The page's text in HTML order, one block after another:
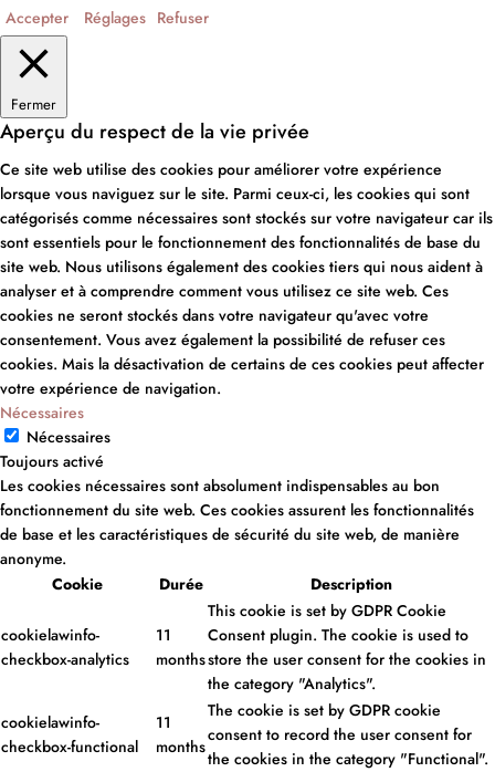
Accepter
Réglages Refuser
Fermer
Aperçu du respect de la vie privée
Ce site web utilise des cookies pour améliorer votre expérience
lorsque vous naviguez sur le site. Parmi ceux-ci, les cookies qui sont
catégorisés comme nécessaires sont stockés sur votre navigateur car ils
sont essentiels pour le fonctionnement des fonctionnalités de base du
site web. Nous utilisons également des cookies tiers qui nous aident à
analyser et à comprendre comment vous utilisez ce site web. Ces
cookies ne seront stockés dans votre navigateur qu'avec votre
consentement. Vous avez également la possibilité de refuser ces
cookies. Mais la désactivation de certains de ces cookies peut affecter
votre expérience de navigation.
Nécessaires
Nécessaires
Toujours activé
Les cookies nécessaires sont absolument indispensables au bon
fonctionnement du site web. Ces cookies assurent les fonctionnalités
de base et les caractéristiques de sécurité du site web, de manière
anonyme.
Cookie
Durée Description
cookielawinfo-
checkbox-analytics
11
months
This cookie is set by GDPR Cookie
Consent plugin. The cookie is used to
store the user consent for the cookies in
the category "Analytics".
cookielawinfo-
checkbox-functional
11
months
The cookie is set by GDPR cookie
consent to record the user consent for
the cookies in the category "Functional".